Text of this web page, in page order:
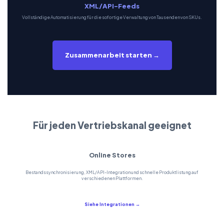
XML/API-Feeds
Vollständige Automatisierung für die sofortige Verwaltung von Tausenden von SKUs.
Zusammenarbeit starten →
Für jeden Vertriebskanal geeignet
Online Stores
Bestandssynchronisierung, XML/API-Integration und schnelle Produktlistung auf
verschiedenen Plattformen.
Siehe Integrationen →